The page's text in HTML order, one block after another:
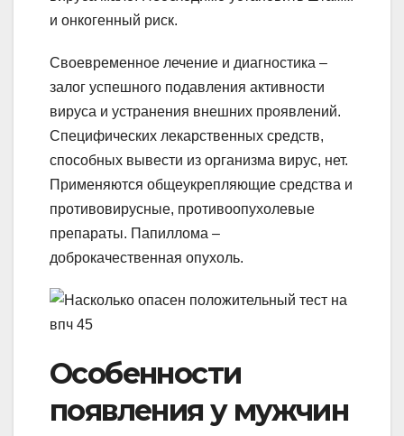
и онкогенный риск.
Своевременное лечение и диагностика –
залог успешного подавления активности
вируса и устранения внешних проявлений.
Специфических лекарственных средств,
способных вывести из организма вирус, нет.
Применяются общеукрепляющие средства и
противовирусные, противоопухолевые
препараты. Папиллома –
доброкачественная опухоль.
Особенности
появления у мужчин